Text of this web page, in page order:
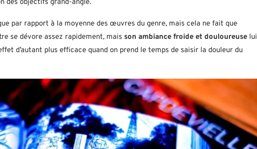
des objectifs grand-angle.
par rapport à la moyenne des œuvres du genre, mais cela ne fait que
se dévore assez rapidement, mais son ambiance froide et douloureuse lui
d’autant plus efficace quand on prend le temps de saisir la douleur du